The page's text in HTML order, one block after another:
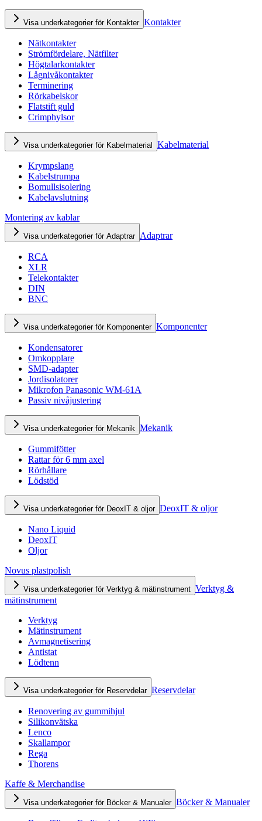
Visa underkategorier för Kontakter Kontakter
Nätkontakter
Strömfördelare, Nätfilter
Högtalarkontakter
Lågnivåkontakter
Terminering
Rörkabelskor
Flatstift guld
Crimphylsor
Visa underkategorier för Kabelmaterial Kabelmaterial
Krympslang
Kabelstrumpa
Bomullsisolering
Kabelavslutning
Montering av kablar
Visa underkategorier för Adaptrar Adaptrar
RCA
XLR
Telekontakter
DIN
BNC
Visa underkategorier för Komponenter Komponenter
Kondensatorer
Omkopplare
SMD-adapter
Jordisolatorer
Mikrofon Panasonic WM-61A
Passiv nivåjustering
Visa underkategorier för Mekanik Mekanik
Gummifötter
Rattar för 6 mm axel
Rörhållare
Lödstöd
Visa underkategorier för DeoxIT & oljor DeoxIT & oljor
Nano Liquid
DeoxIT
Oljor
Novus plastpolish
Visa underkategorier för Verktyg & mätinstrument Verktyg &
mätinstrument
Verktyg
Mätinstrument
Avmagnetisering
Antistat
Lödtenn
Visa underkategorier för Reservdelar Reservdelar
Renovering av gummihjul
Silikonvätska
Lenco
Skallampor
Rega
Thorens
Kaffe & Merchandise
Visa underkategorier för Böcker & Manualer Böcker & Manualer